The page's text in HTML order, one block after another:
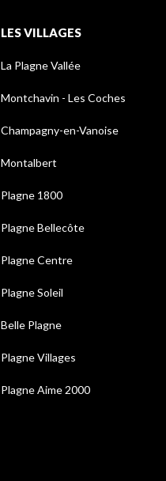
LES VILLAGES
La Plagne Vallée
Montchavin - Les Coches
Champagny-en-Vanoise
Montalbert
Plagne 1800
Plagne Bellecôte
Plagne Centre
Plagne Soleil
Belle Plagne
Plagne Villages
Plagne Aime 2000